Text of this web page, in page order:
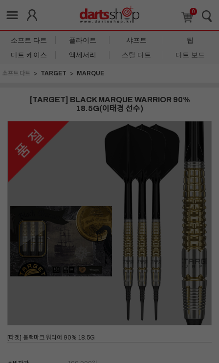
0
소프트 다트 플라이트 샤프트
팁
다트 케이스
액세서리 스틸 다트 다트 보드
소프트 다트 TARGET MARQUE
[TARGET] BLACK MARQUE WARRIOR 90%
18.5G(이태경 선수)
[타겟] 블랙마크 워리어 90% 18.5G